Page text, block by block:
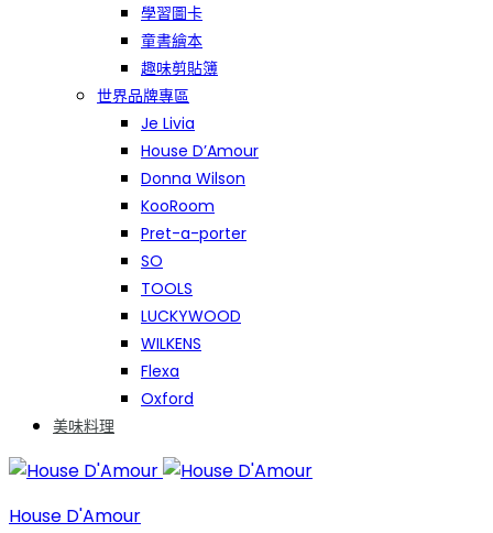
學習圖卡
童書繪本
趣味剪貼簿
世界品牌專區
Je Livia
House D’Amour
Donna Wilson
KooRoom
Pret-a-porter
SO
TOOLS
LUCKYWOOD
WILKENS
Flexa
Oxford
美味料理
House D'Amour